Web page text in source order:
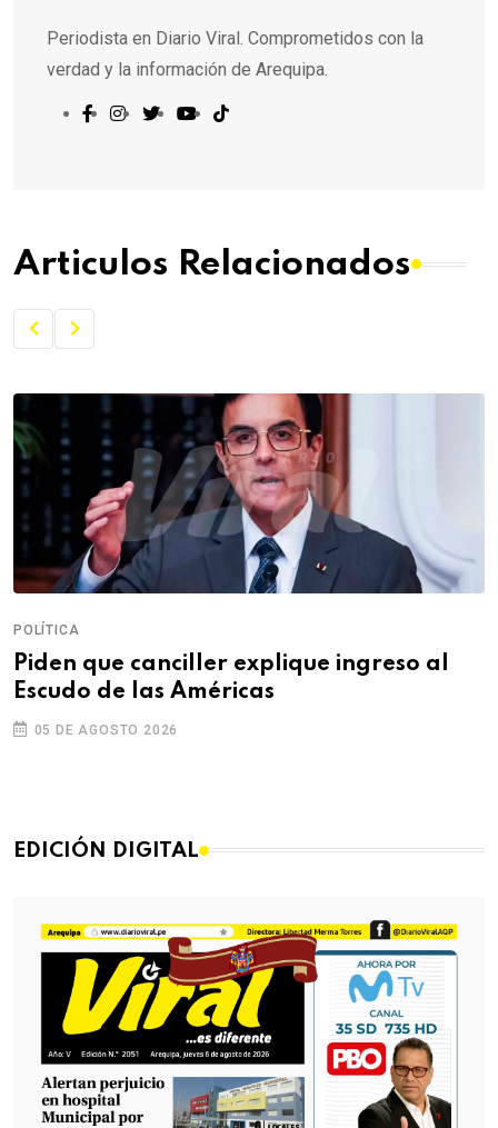
Periodista en Diario Viral. Comprometidos con la
verdad y la información de Arequipa.
Articulos Relacionados
POLÍTICA
Piden que canciller explique ingreso al
Escudo de las Américas
05 DE AGOSTO 2026
EDICIÓN DIGITAL